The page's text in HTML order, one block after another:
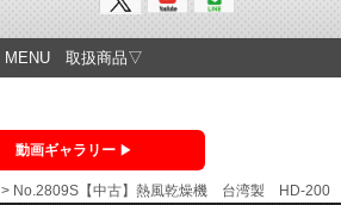
MENU 取扱商品▽
動画ギャラリー
> No.2809S【中古】熱風乾燥機 台湾製 HD-200